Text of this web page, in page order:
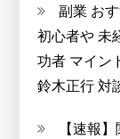
副業 お
初心者や 未
功者 マイン
鈴木正行 対
【速報